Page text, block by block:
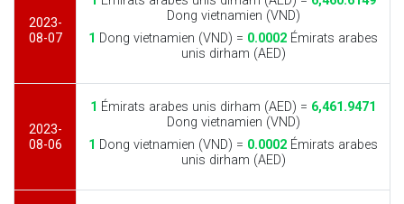
2023-
08-07
Dong vietnamien (VND)
1 Dong vietnamien (VND) = 0.0002 Émirats arabes
unis dirham (AED)
2023-
08-06
1 Émirats arabes unis dirham (AED) = 6,461.9471
Dong vietnamien (VND)
1 Dong vietnamien (VND) = 0.0002 Émirats arabes
unis dirham (AED)